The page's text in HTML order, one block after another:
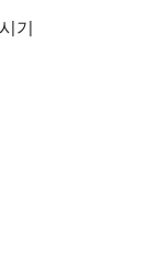
기